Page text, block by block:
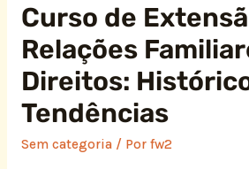
Curso de
Relações
Direitos:
Tendências
Sem categoria/ Por fw2